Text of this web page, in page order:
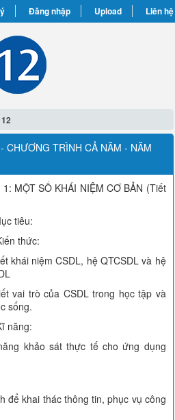
Đăng nhập Upload Liên hệ
CHƯƠNG TRÌNH CẢ NĂM - NĂM
1: MỘT SỐ KHÁI NIỆM CƠ BẢN (Tiết
tiêu:
thức:
khái niệm CSDL, hệ QTCSDL và hệ
vai trò của CSDL trong học tập và
sống.
năng:
khảo sát thực tế cho ứng dụng
để khai thác thông tin, phục vụ công